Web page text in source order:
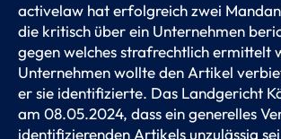
activelaw hat erfolgreich zwei
die kritisch über ein Unternehmen
gegen welches strafrechtlich ermittelt
Unternehmen wollte den Artikel
er sie identifizierte. Das Landgericht
am 08.05.2024, dass ein generelles
identifizierenden Artikels unzulässig